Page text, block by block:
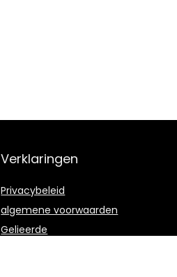
Verklaringen
Privacybeleid
algemene voorwaarden
Gelieerde